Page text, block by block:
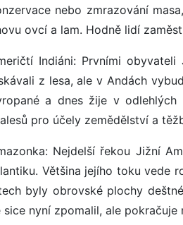
nebo zmrazování
ovcí a lam. Hodně lidí
Indiáni: Prvními
z lesa, ale v Andách
a dnes žije v
pro účely zemědělství a
Nejdelší řekou Jižní
Většina jejího toku vede
byly obrovské plochy
sice nyní zpomalil, ale pokračuje